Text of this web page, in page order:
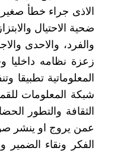
الاذى جراء خطأ
ضحية الاحتيال
والفرد، والاحدى
زعزة نظامه داخليا
المعلوماتية تطبيقا
شبكة المعلومات
الثقافة والتطور
عمن يروج او ينشر
الفكر ونقاء